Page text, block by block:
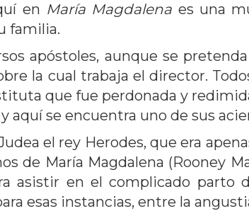
en María Magdalena es una
familia.
apóstoles, aunque se
la cual trabaja el director.
que fue perdonada y
aquí se encuentra uno de sus
el rey Herodes, que era
de María Magdalena (Rooney
asistir en el complicado parto
esas instancias, entre la